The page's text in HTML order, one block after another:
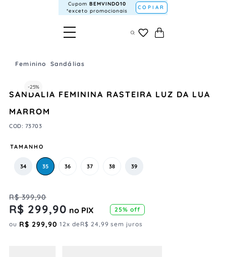
Cupom BEMVINDO10
*exceto promocionais
COPIAR
Feminino Sandálias
-25%
SANDÁLIA FEMININA RASTEIRA LUZ DA LUA
MARROM
COD: 73703
TAMANHO
34 35 36 37 38 39
R$ 399,90
R$ 299,90 no PIX 25% off
ou R$ 299,90 12x deR$ 24,99 sem juros